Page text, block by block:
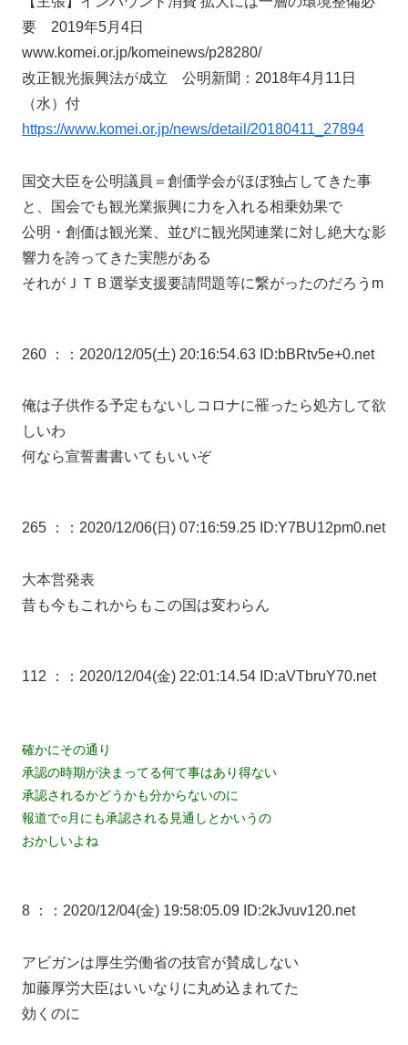
要 2019年5月4日
www.komei.or.jp/komeinews/p28280/
改正観光振興法が成立 公明新聞：2018年4月11日
（水）付
https://www.komei.or.jp/news/detail/20180411_27894
国交大臣を公明議員＝創価学会がほぼ独占してきた事
と、国会でも観光業振興に力を入れる相乗効果で
公明・創価は観光業、並びに観光関連業に対し絶大な影
響力を誇ってきた実態がある
それがＪＴＢ選挙支援要請問題等に繋がったのだろうm
260 ： ：2020/12/05(土) 20:16:54.63 ID:bBRtv5e+0.net
俺は子供作る予定もないしコロナに罹ったら処方して欲
しいわ
何なら宣誓書書いてもいいぞ
265 ： ：2020/12/06(日) 07:16:59.25 ID:Y7BU12pm0.net
大本営発表
昔も今もこれからもこの国は変わらん
112 ： ：2020/12/04(金) 22:01:14.54 ID:aVTbruY70.net
確かにその通り
承認の時期が決まってる何て事はあり得ない
承認されるかどうかも分からないのに
報道で○月にも承認される見通しとかいうの
おかしいよね
8 ： ：2020/12/04(金) 19:58:05.09 ID:2kJvuv120.net
アビガンは厚生労働省の技官が賛成しない
加藤厚労大臣はいいなりに丸め込まれてた
効くのに